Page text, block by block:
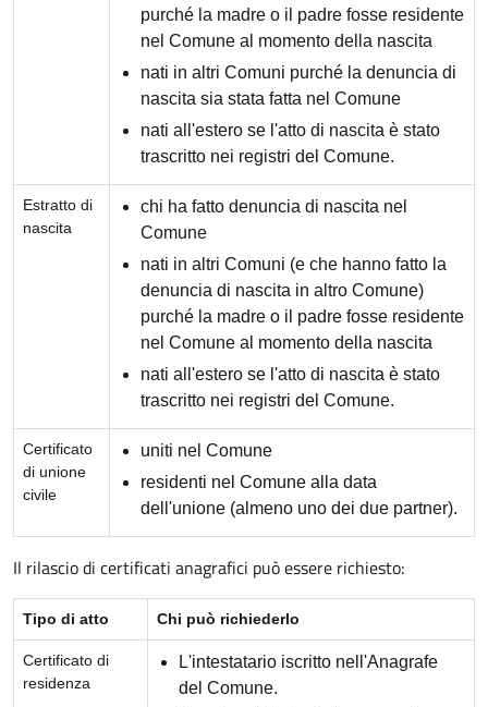
purché la madre o il padre fosse residente
nel Comune al momento della nascita
nati in altri Comuni purché la denuncia di
nascita sia stata fatta nel Comune
nati all'estero se l'atto di nascita è stato
trascritto nei registri del Comune.
Estratto di
nascita
chi ha fatto denuncia di nascita nel
Comune
nati in altri Comuni (e che hanno fatto la
denuncia di nascita in altro Comune)
purché la madre o il padre fosse residente
nel Comune al momento della nascita
nati all'estero se l'atto di nascita è stato
trascritto nei registri del Comune.
Certificato
di unione
civile
uniti nel Comune
residenti nel Comune alla data
dell'unione (almeno uno dei due partner).
Il rilascio di certificati anagrafici può essere richiesto:
Tipo di atto Chi può richiederlo
Certificato di
residenza
L'intestatario iscritto nell'Anagrafe
del Comune.